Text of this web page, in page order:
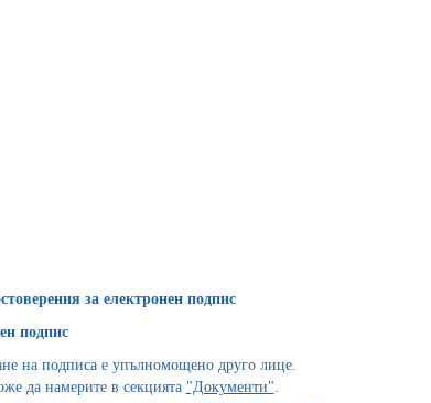
за електронен подпис
подпис
на подписа е упълномощено друго лице.
да намерите в секцията "Документи".